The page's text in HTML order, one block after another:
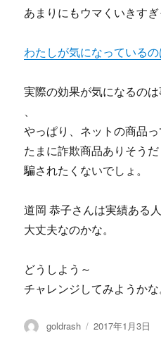
あまりにもウマくいきす
わたしが気になっているの
実際の効果が気になるの
、
やっぱり、ネットの商品っ
たまに詐欺商品ありそうだ
騙されたくないでしょ。
道岡 恭子さんは実績ある
大丈夫なのかな。
どうしよう～
チャレンジしてみようかな
投
goldrash
投
2017年1月3日